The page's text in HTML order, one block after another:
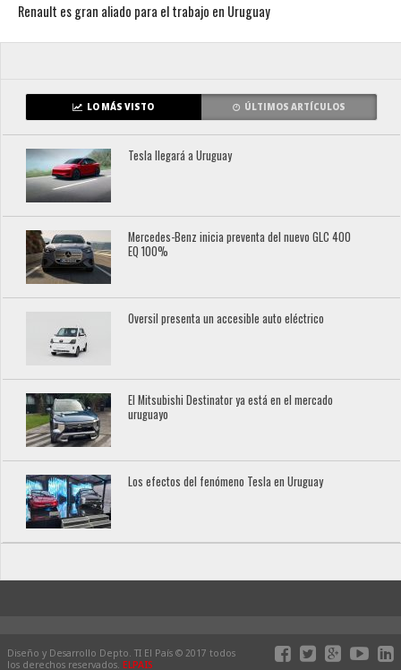
Renault es gran aliado para el trabajo en Uruguay
LO MÁS VISTO ÚLTIMOS ARTÍCULOS
Tesla llegará a Uruguay
Mercedes-Benz inicia preventa del nuevo GLC 400
EQ 100%
Oversil presenta un accesible auto eléctrico
El Mitsubishi Destinator ya está en el mercado
uruguayo
Los efectos del fenómeno Tesla en Uruguay
Diseño y Desarrollo Depto. TI El País © 2017 todos
los derechos reservados. ELPAIS